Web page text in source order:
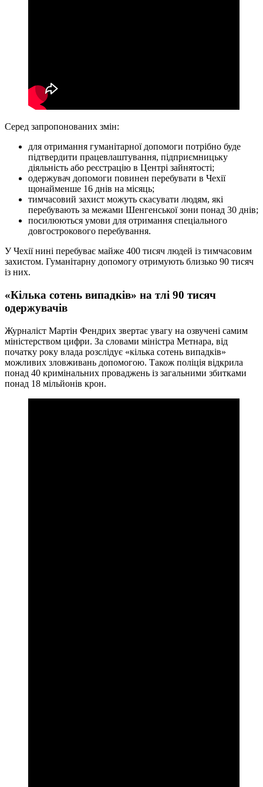
Серед запропонованих змін:
для отримання гуманітарної допомоги потрібно буде
підтвердити працевлаштування, підприємницьку
діяльність або реєстрацію в Центрі зайнятості;
одержувач допомоги повинен перебувати в Чехії
щонайменше 16 днів на місяць;
тимчасовий захист можуть скасувати людям, які
перебувають за межами Шенгенської зони понад 30 днів;
посилюються умови для отримання спеціального
довгострокового перебування.
У Чехії нині перебуває майже 400 тисяч людей із тимчасовим
захистом. Гуманітарну допомогу отримують близько 90 тисяч
із них.
«Кілька сотень випадків» на тлі 90 тисяч
одержувачів
Журналіст Мартін Фендрих звертає увагу на озвучені самим
міністерством цифри. За словами міністра Метнара, від
початку року влада розслідує «кілька сотень випадків»
можливих зловживань допомогою. Також поліція відкрила
понад 40 кримінальних проваджень із загальними збитками
понад 18 мільйонів крон.